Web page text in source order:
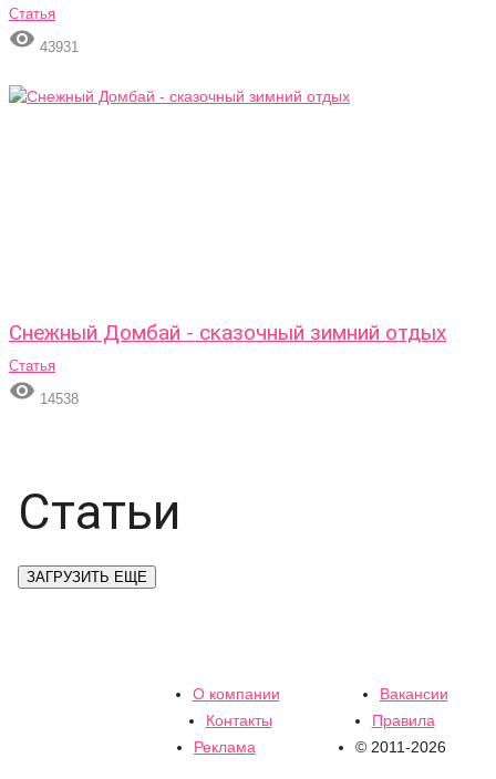
Статья
 43931
Снежный Домбай - сказочный зимний отдых
Статья
 14538
Статьи
ЗАГРУЗИТЬ ЕЩЕ
О компании
Вакансии
Контакты
Правила
Реклама
© 2011-2026